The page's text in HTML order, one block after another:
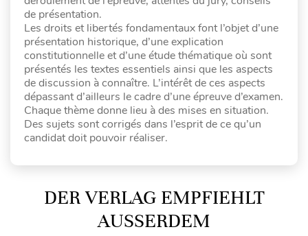
de présentation.
Les droits et libertés fondamentaux font l’objet d’une
présentation historique, d’une explication
constitutionnelle et d’une étude thématique où sont
présentés les textes essentiels ainsi que les aspects
de discussion à connaître. L’intérêt de ces aspects
dépassant d’ailleurs le cadre d’une épreuve d’examen.
Chaque thème donne lieu à des mises en situation.
Des sujets sont corrigés dans l’esprit de ce qu’un
candidat doit pouvoir réaliser.
DER VERLAG EMPFIEHLT
AUSSERDEM